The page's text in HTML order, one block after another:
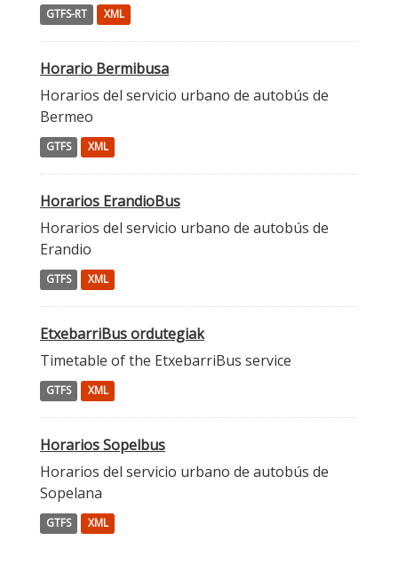
GTFS-RT XML
Horario Bermibusa
Horarios del servicio urbano de autobús de
Bermeo
GTFS XML
Horarios ErandioBus
Horarios del servicio urbano de autobús de
Erandio
GTFS XML
EtxebarriBus ordutegiak
Timetable of the EtxebarriBus service
GTFS XML
Horarios Sopelbus
Horarios del servicio urbano de autobús de
Sopelana
GTFS XML